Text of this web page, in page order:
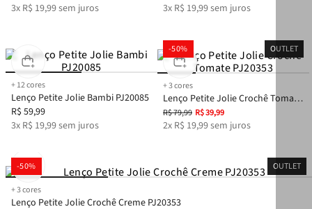
3x R$ 19,99sem juros
3x R$ 19,99sem juros
+12cores
Lenço Petite Jolie Bambi PJ20085
R$ 59,99
3x R$ 19,99sem juros
-50%
+3cores
Lenço Petite Jolie Crochê Tomate
PJ20353
R$79,99 R$39,99
2x R$ 19,99sem juros
OUTLET
-50%
+3cores
Lenço Petite Jolie Crochê Creme PJ20353
OUTLET